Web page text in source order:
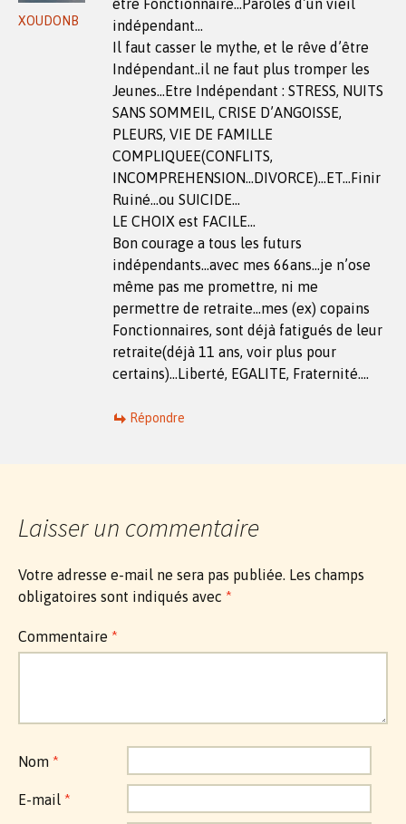
XOUDONB
être Fonctionnaire…Paroles d’un vieil
indépendant…
Il faut casser le mythe, et le rêve d’être
Indépendant..il ne faut plus tromper les
Jeunes…Etre Indépendant : STRESS, NUITS
SANS SOMMEIL, CRISE D’ANGOISSE,
PLEURS, VIE DE FAMILLE
COMPLIQUEE(CONFLITS,
INCOMPREHENSION…DIVORCE)…ET…Finir
Ruiné…ou SUICIDE…
LE CHOIX est FACILE…
Bon courage a tous les futurs
indépendants…avec mes 66ans…je n’ose
même pas me promettre, ni me
permettre de retraite…mes (ex) copains
Fonctionnaires, sont déjà fatigués de leur
retraite(déjà 11 ans, voir plus pour
certains)…Liberté, EGALITE, Fraternité….
Répondre
Laisser un commentaire
Votre adresse e-mail ne sera pas publiée. Les champs
obligatoires sont indiqués avec *
Commentaire *
Nom *
E-mail *